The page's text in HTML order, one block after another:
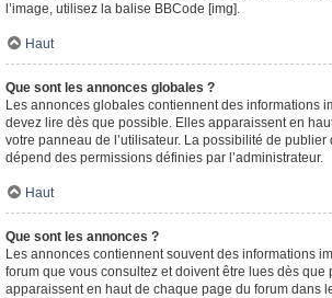
l’image, utilisez la balise BBCode [img].
Haut
Que sont les annonces globales ?
Les annonces globales contiennent des informations
devez lire dès que possible. Elles apparaissent en
votre panneau de l’utilisateur. La possibilité de
dépend des permissions définies par l’administrateur.
Haut
Que sont les annonces ?
Les annonces contiennent souvent des informations
forum que vous consultez et doivent être lues dès que
apparaissent en haut de chaque page du forum dans